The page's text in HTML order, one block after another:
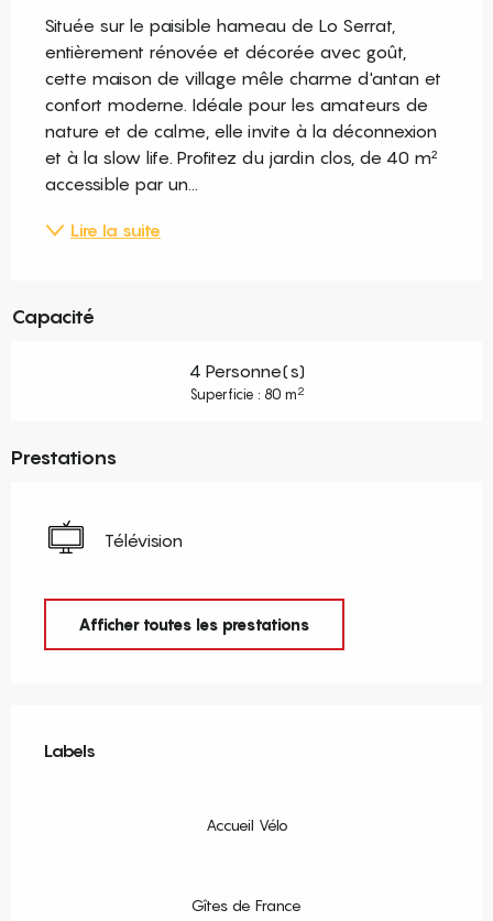
Située sur le paisible hameau de Lo Serrat,
entièrement rénovée et décorée avec goût,
cette maison de village mêle charme d'antan et
confort moderne. Idéale pour les amateurs de
nature et de calme, elle invite à la déconnexion
et à la slow life. Profitez du jardin clos, de 40 m²
accessible par un...
Lire la suite
Capacité
4 Personne(s)
Superficie : 80 m2
Prestations
Télévision
Afficher toutes les prestations
Labels
Labels
Accueil Vélo
Gîtes de France